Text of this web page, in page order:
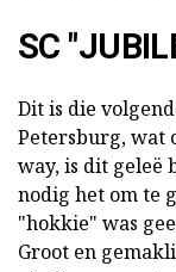
SC
Dit is die
Petersburg, wat
way, is dit geleë
nodig het om te
"hokkie" was
Groot en